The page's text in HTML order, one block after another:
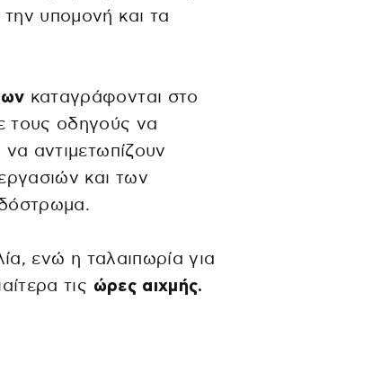
υπομονή και τα
καταγράφονται στο
τους οδηγούς να
να αντιμετωπίζουν
και των
ενώ η ταλαιπωρία για
τις ώρες αιχμής.